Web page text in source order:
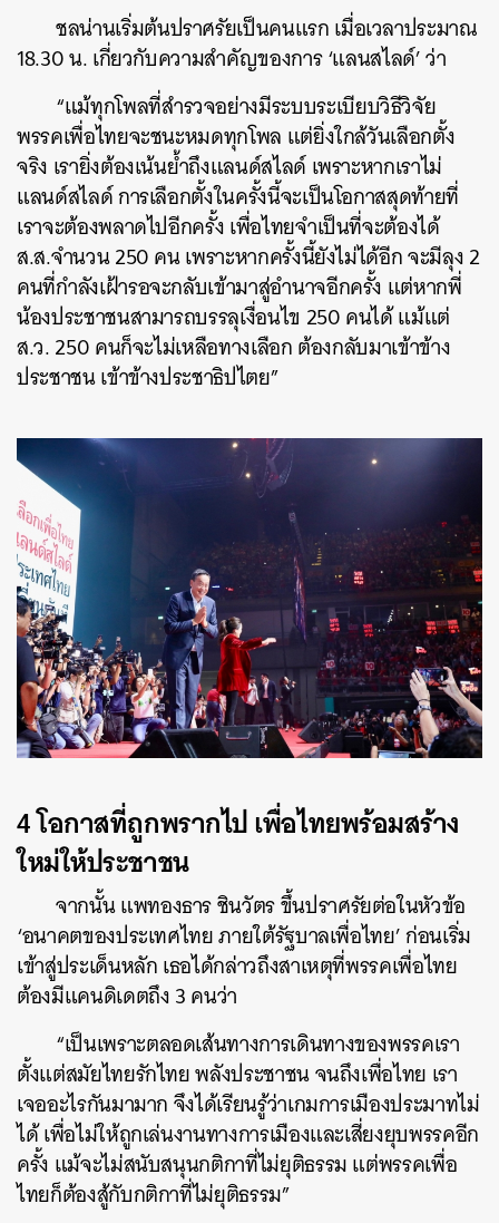
ชลน่านเริ่มต้นปราศรัยเป็นคนแรก เมื่อเวลาประมาณ
18.30 น. เกี่ยวกับความสำคัญของการ ‘แลนสไลด์’ ว่า
“แม้ทุกโพลที่สำรวจอย่างมีระบบระเบียบวิธีวิจัย
พรรคเพื่อไทยจะชนะหมดทุกโพล แต่ยิ่งใกล้วันเลือกตั้ง
จริง เรายิ่งต้องเน้นย้ำถึงแลนด์สไลด์ เพราะหากเราไม่
แลนด์สไลด์ การเลือกตั้งในครั้งนี้จะเป็นโอกาสสุดท้ายที่
เราจะต้องพลาดไปอีกครั้ง เพื่อไทยจำเป็นที่จะต้องได้
ส.ส.จำนวน 250 คน เพราะหากครั้งนี้ยังไม่ได้อีก จะมีลุง 2
คนที่กำลังเฝ้ารอจะกลับเข้ามาสู่อำนาจอีกครั้ง แต่หากพี่
น้องประชาชนสามารถบรรลุเงื่อนไข 250 คนได้ แม้แต่
ส.ว. 250 คนก็จะไม่เหลือทางเลือก ต้องกลับมาเข้าข้าง
ประชาชน เข้าข้างประชาธิปไตย”
4 โอกาสที่ถูกพรากไป เพื่อไทยพร้อมสร้าง
ใหม่ให้ประชาชน
จากนั้น แพทองธาร ชินวัตร ขึ้นปราศรัยต่อในหัวข้อ
‘อนาคตของประเทศไทย ภายใต้รัฐบาลเพื่อไทย’ ก่อนเริ่ม
เข้าสู่ประเด็นหลัก เธอได้กล่าวถึงสาเหตุที่พรรคเพื่อไทย
ต้องมีแคนดิเดตถึง 3 คนว่า
“เป็นเพราะตลอดเส้นทางการเดินทางของพรรคเรา
ตั้งแต่สมัยไทยรักไทย พลังประชาชน จนถึงเพื่อไทย เรา
เจออะไรกันมามาก จึงได้เรียนรู้ว่าเกมการเมืองประมาทไม่
ได้ เพื่อไม่ให้ถูกเล่นงานทางการเมืองและเสี่ยงยุบพรรคอีก
ครั้ง แม้จะไม่สนับสนุนกติกาที่ไม่ยุติธรรม แต่พรรคเพื่อ
ไทยก็ต้องสู้กับกติกาที่ไม่ยุติธรรม”